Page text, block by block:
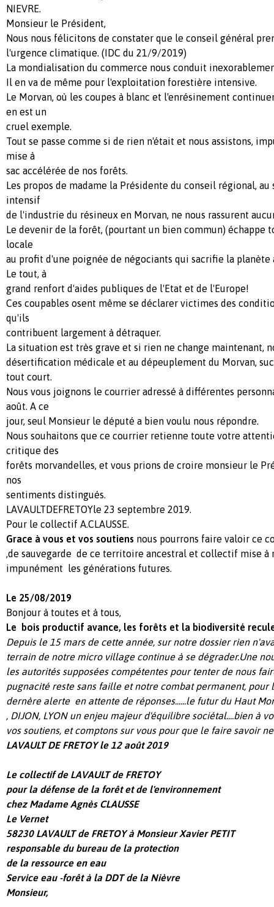
NIEVRE.
Monsieur le Président,
Nous nous félicitons de constater que le conseil général
l'urgence climatique. (IDC du 21/9/2019)
La mondialisation du commerce nous conduit
Il en va de même pour l'exploitation forestière intensive.
Le Morvan, où les coupes à blanc et l'enrésinement
en est un
cruel exemple.
Tout se passe comme si de rien n'était et nous assistons,
mise à
sac accélérée de nos forêts.
Les propos de madame la Présidente du conseil régional,
intensif
de l'industrie du résineux en Morvan, ne nous rassurent
Le devenir de la forêt, (pourtant un bien commun) échappe
locale
au profit d'une poignée de négociants qui sacrifie la planète
Le tout, à
grand renfort d'aides publiques de l'Etat et de l'Europe!
Ces coupables osent même se déclarer victimes des
qu'ils
contribuent largement à détraquer.
La situation est très grave et si rien ne change maintenant,
désertification médicale et au dépeuplement du Morvan,
tout court.
Nous vous joignons le courrier adressé à différentes
août. A ce
jour, seul Monsieur le député a bien voulu nous répondre.
Nous souhaitons que ce courrier retienne toute votre
critique des
forêts morvandelles, et vous prions de croire monsieur le
nos
sentiments distingués.
LAVAULTDEFRETOYle 23 septembre 2019.
Pour le collectif A.CLAUSSE.
Grace à vous et vos soutiens nous pourrons faire valoir ce
,de sauvegarde de ce territoire ancestral et collectif mise à
impunément les générations futures.
Le 25/08/2019
Bonjour à toutes et à tous,
Le bois productif avance, les forêts et la biodiversité
Depuis le 15 mars de cette année, sur notre dossier rien
terrain de notre micro village continue à se dégrader.Une
les autorités supposées compétentes pour tenter de nous
pugnacité reste sans faille et notre combat permanent,
dernère alerte en attente de réponses......le futur du Haut
, DIJON, LYON un enjeu majeur d'équilibre sociétal....bien à
vos soutiens, et comptons sur vous pour que le faire savoir
LAVAULT DE FRETOY le 12 août 2019
Le collectif de LAVAULT de FRETOY
pour la défense de la forêt et de l'environnement
chez Madame Agnès CLAUSSE
Le Vernet
58230 LAVAULT de FRETOY à Monsieur Xavier PETIT
responsable du bureau de la protection
de la ressource en eau
Service eau -forêt à la DDT de la Nièvre
Monsieur,